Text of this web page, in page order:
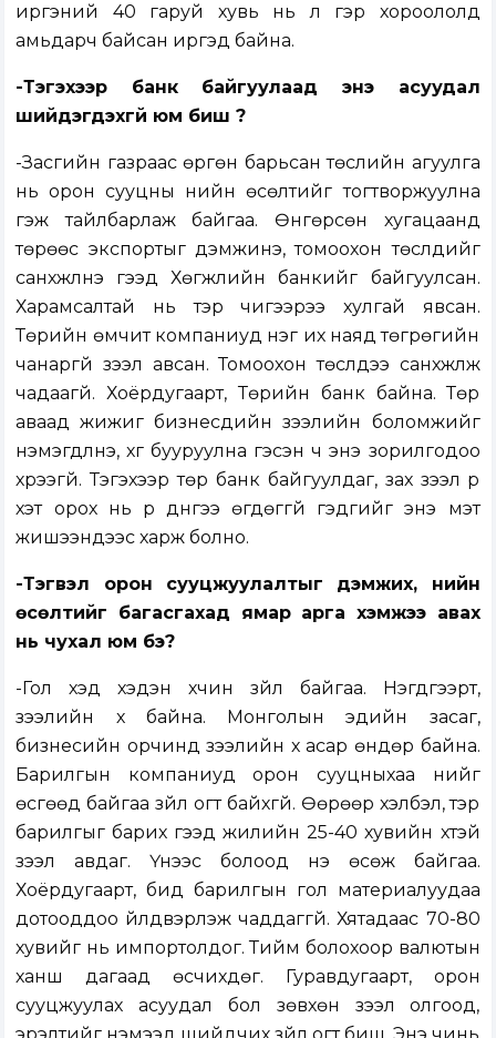
иргэний 40 гаруй хувь нь л гэр хороололд
амьдарч байсан иргэд байна.
-Тэгэхээр банк байгуулаад энэ асуудал
шийдэгдэхгүй юм биш үү?
-Засгийн газраас өргөн барьсан төслийн агуулга
нь орон сууцны үнийн өсөлтийг тогтворжуулна
гэж тайлбарлаж байгаа. Өнгөрсөн хугацаанд
төрөөс экспортыг дэмжинэ, томоохон төслүүдийг
санхүүжүүлнэ гээд Хөгжлийн банкийг байгуулсан.
Харамсалтай нь тэр чигээрээ хулгай явсан.
Төрийн өмчит компаниуд нэг их наяд төгрөгийн
чанаргүй зээл авсан. Томоохон төслүүдээ санхүүжүүлж
чадаагүй. Хоёрдугаарт, Төрийн банк байна. Төр
аваад жижиг бизнесүүдийн зээлийн боломжийг
нэмэгдүүлнэ, хүүг бууруулна гэсэн ч энэ зорилгодоо
хүрээгүй. Тэгэхээр төр банк байгуулдаг, зах зээл рүү
хэт орох нь үр дүнгээ өгдөггүй гэдгийг энэ мэт
жишээнүүдээс харж болно.
-Тэгвэл орон сууцжуулалтыг дэмжих, үнийн
өсөлтийг багасгахад ямар арга хэмжээ авах
нь чухал юм бэ?
-Гол хэд хэдэн хүчин зүйл байгаа. Нэгдүгээрт,
зээлийн хүү байна. Монголын эдийн засаг,
бизнесийн орчинд зээлийн хүү асар өндөр байна.
Барилгын компаниуд орон сууцныхаа үнийг
өсгөөд байгаа зүйл огт байхгүй. Өөрөөр хэлбэл, тэр
барилгыг барих гээд жилийн 25-40 хувийн хүүтэй
зээл авдаг. Үүнээс болоод үнэ өсөж байгаа.
Хоёрдугаарт, бид барилгын гол материалуудаа
дотооддоо үйлдвэрлэж чаддаггүй. Хятадаас 70-80
хувийг нь импортолдог. Тийм болохоор валютын
ханш дагаад өсчихдөг. Гуравдугаарт, орон
сууцжуулах асуудал бол зөвхөн зээл олгоод,